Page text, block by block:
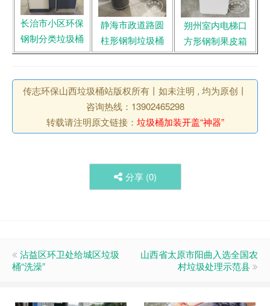
长治市小区环保
钢制分类垃圾桶
静海市政道路圆
柱形钢制垃圾桶
朔州室内电梯口
方形钢制果皮箱
传志环保山西垃圾桶站版权所有丨如未注明 , 均为原创丨
咨询热线：13902465298
转载请注明原文链接： 垃圾桶加装开盖“神器”
分享 (0)
沾益区环卫处给城区垃圾
桶“洗澡”
山西省太原市阳曲入选全国农
村垃圾处理示范县